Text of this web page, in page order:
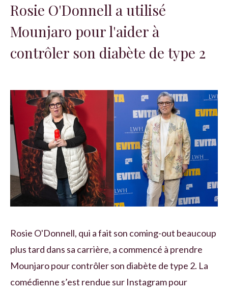
Rosie O'Donnell a utilisé
Mounjaro pour l'aider à
contrôler son diabète de type 2
Rosie O'Donnell, qui a fait son coming-out beaucoup
plus tard dans sa carrière, a commencé à prendre
Mounjaro pour contrôler son diabète de type 2. La
comédienne s’est rendue sur Instagram pour